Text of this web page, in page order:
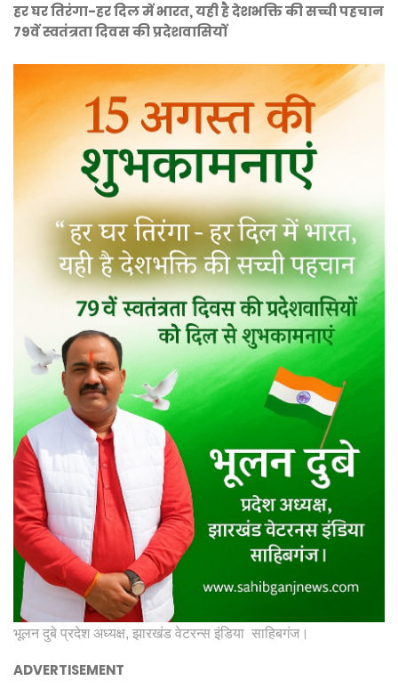
हर घर तिरंगा-हर दिल में भारत, यही है देशभक्ति की सच्ची पहचान
79वें स्वतंत्रता दिवस की प्रदेशवासियों
भूलन दुबे प्रदेश अध्यक्ष, झारखंड वेटरन्स इंडिया साहिबगंज।
ADVERTISEMENT